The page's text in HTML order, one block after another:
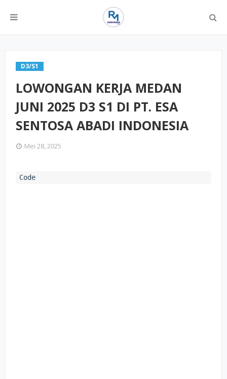
D3/S1
LOWONGAN KERJA MEDAN
JUNI 2025 D3 S1 DI PT. ESA
SENTOSA ABADI INDONESIA
Mei 28, 2025